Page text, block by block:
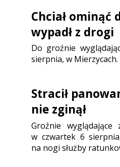
Chciał ominąć
wypadł z drogi
Do groźnie
sierpnia, w Mierzycach.
Stracił
nie zginął
Groźnie wyglądające
w czwartek 6
na nogi służby